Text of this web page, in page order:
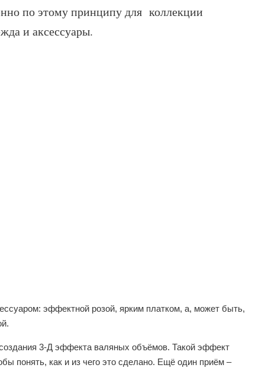
по этому принципу для коллекции
и аксессуары.
эффектной розой, ярким платком, а, может быть,
3-Д эффекта валяных объёмов. Такой эффект
понять, как и из чего это сделано. Ещё один приём –